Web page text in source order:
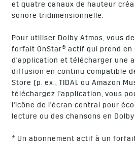
et quatre canaux de hauteur
sonore tridimensionnelle.
Pour utiliser Dolby Atmos, vous
forfait OnStar® actif qui prend en
d'application et télécharger une
diffusion en continu compatible
Store (p. ex., TIDAL ou Amazon
téléchargez l'application, vous
l'icône de l'écran central pour
lecture ou des chansons en Dolby
* Un abonnement actif à un